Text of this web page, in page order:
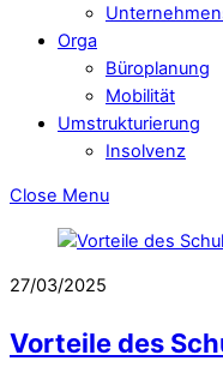
Orga
Büroplanung
Mobilität
Umstrukturierung
Insolvenz
Close Menu
27/03/2025
Vorteile des